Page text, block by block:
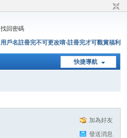
找回密碼
用戶名註冊完不可更改唷-註冊完才可觀賞福利
快捷導航
加為好友
發送消息